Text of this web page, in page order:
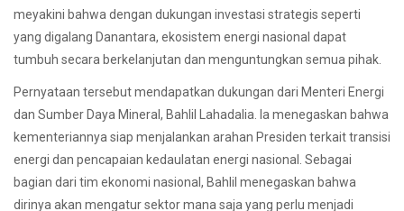
meyakini bahwa dengan dukungan investasi strategis seperti
yang digalang Danantara, ekosistem energi nasional dapat
tumbuh secara berkelanjutan dan menguntungkan semua pihak.
Pernyataan tersebut mendapatkan dukungan dari Menteri Energi
dan Sumber Daya Mineral, Bahlil Lahadalia. Ia menegaskan bahwa
kementeriannya siap menjalankan arahan Presiden terkait transisi
energi dan pencapaian kedaulatan energi nasional. Sebagai
bagian dari tim ekonomi nasional, Bahlil menegaskan bahwa
dirinya akan mengatur sektor mana saja yang perlu menjadi